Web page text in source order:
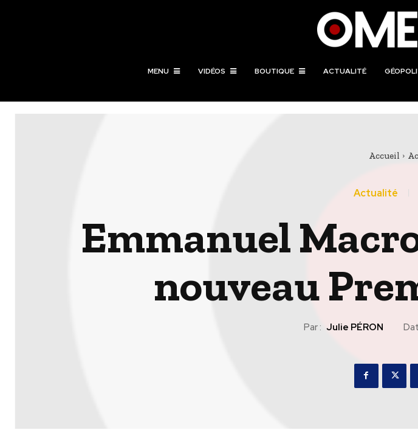
MENU VIDÉOS BOUTIQUE ACTUALITÉ
Accueil
Actualité
Emmanuel
nouveau
Par : Julie PÉRON